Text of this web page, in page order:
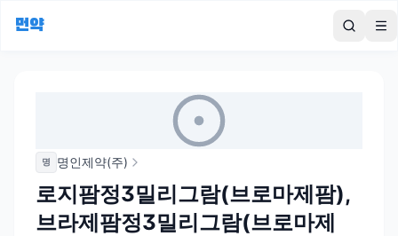
먼약
명 명인제약(주)
로지팜정3밀리그람(브로마제팜),
브라제팜정3밀리그람(브로마제